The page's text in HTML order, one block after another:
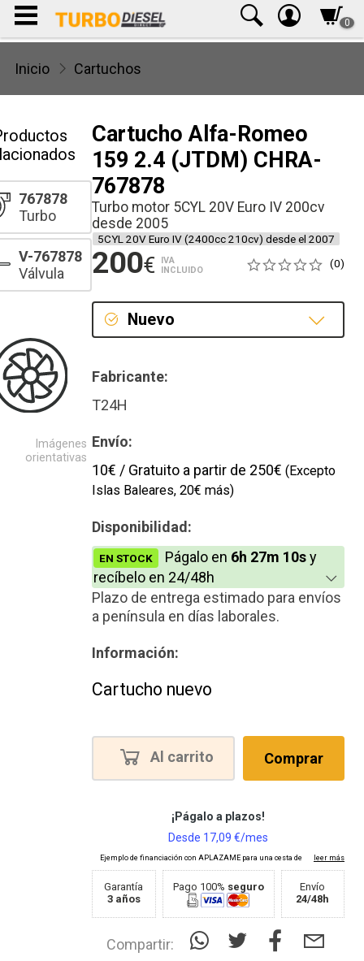
0
Inicio Cartuchos
Cartucho Alfa-Romeo
159 2.4 (JTDM) CHRA-
767878
Turbo motor 5CYL 20V Euro IV 200cv
desde 2005
5CYL 20V Euro IV (2400cc 210cv) desde el 2007
200€
IVA
INCLUIDO
(0)
Nuevo
Fabricante:
T24H
Envío:
10€ / Gratuito a partir de 250€ (Excepto
Islas Baleares, 20€ más)
Disponibilidad:
EN STOCK Págalo en 6h 27m 10sy
recíbelo en 24/48h
Plazo de entrega estimado para envíos
a península en días laborales.
Información:
Cartucho nuevo
Al carrito Comprar
Garantía
3 años
Pago 100% seguro
Envío
24/48h
Compartir:
Imágenes
orientativas
767878
Turbo
V-767878
Válvula